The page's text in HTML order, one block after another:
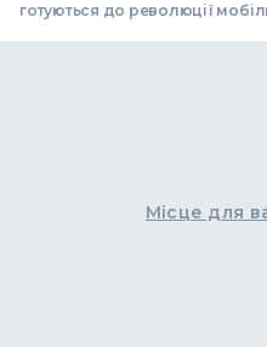
готуються до революції
Місце для